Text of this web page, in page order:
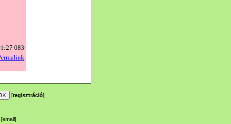
[regisztráció]
[email]